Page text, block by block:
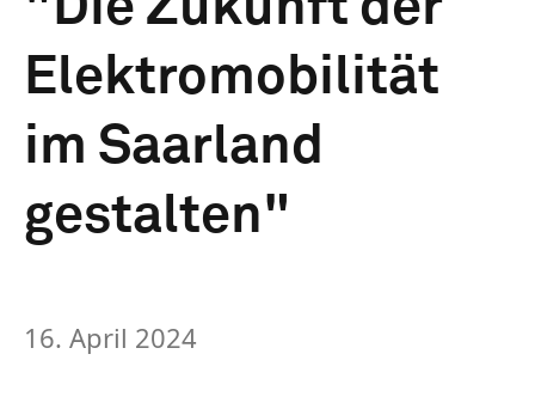
Elektromobilität
im Saarland
gestalten"
16. April 2024